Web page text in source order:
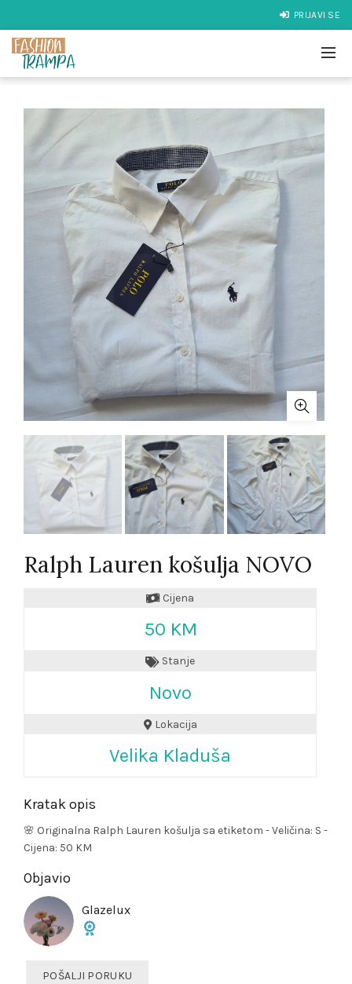
PRIJAVI SE
Ralph Lauren košulja NOVO
Cijena
50 KM
Stanje
Novo
Lokacija
Velika Kladuša
Kratak opis
🌸 Originalna Ralph Lauren košulja sa etiketom - Veličina: S -
Cijena: 50 KM
Objavio
Glazelux
POŠALJI PORUKU